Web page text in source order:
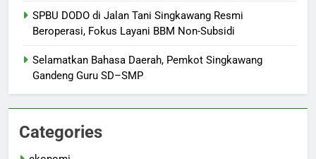
SPBU DODO di Jalan Tani Singkawang Resmi
Beroperasi, Fokus Layani BBM Non-Subsidi
Selamatkan Bahasa Daerah, Pemkot Singkawang
Gandeng Guru SD–SMP
Categories